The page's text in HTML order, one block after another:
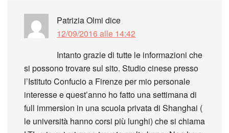
Patrizia Olmi dice
12/09/2016 alle 14:42
Intanto grazie di tutte le informazioni che
si possono trovare sul sito. Studio cinese presso
l’Istituto Confucio a Firenze per mio personale
interesse e quest’anno ho fatto una settimana di
full immersion in una scuola privata di Shanghai (
le università hanno corsi più lunghi) che si chiama